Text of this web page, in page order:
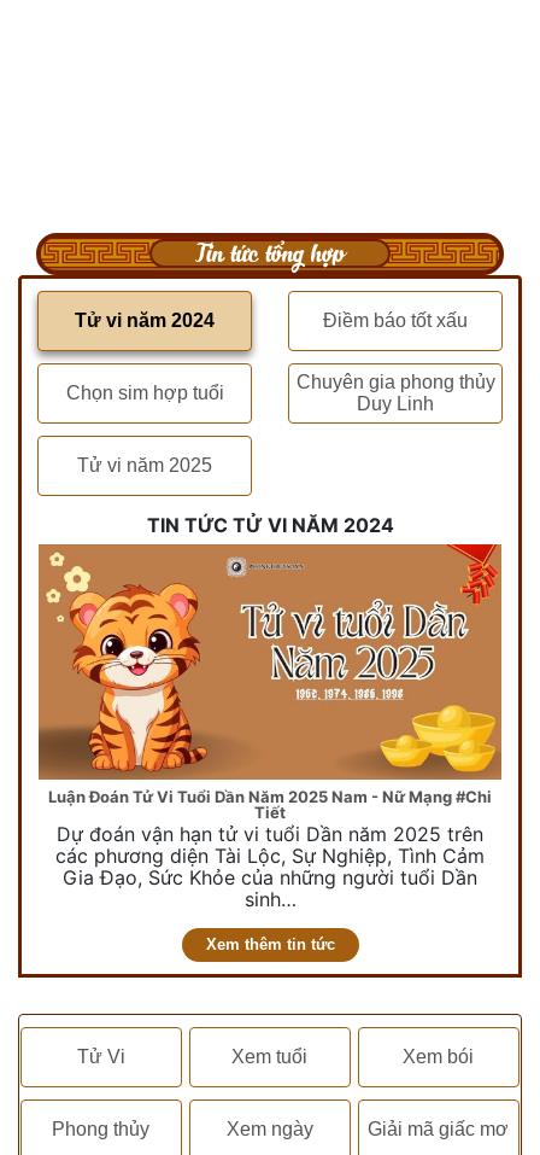
Tin tức tổng hợp
Tử vi năm 2024 Điềm báo tốt xấu
Chọn sim hợp tuổi
Chuyên gia phong thủy
Duy Linh
Tử vi năm 2025
TIN TỨC TỬ VI NĂM 2024
Luận Đoán Tử Vi Tuổi Dần Năm 2025 Nam - Nữ Mạng #Chi
Tiết
Dự đoán vận hạn tử vi tuổi Dần năm 2025 trên
các phương diện Tài Lộc, Sự Nghiệp, Tình Cảm
Gia Đạo, Sức Khỏe của những người tuổi Dần
sinh…
Xem thêm tin tức
Tử Vi Xem tuổi Xem bói
Phong thủy Xem ngày Giải mã giấc mơ